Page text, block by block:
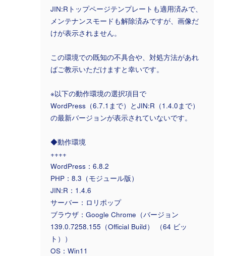
JIN:Rトップページテンプレートも適用済みで、
メンテナンスモードも解除済みですが、画像だ
けが表示されません。
この環境での既知の不具合や、対処方法があれ
ばご教示いただけますと幸いです。
※以下の動作環境の選択項目で
WordPress（6.7.1まで）とJIN:R（1.4.0まで）
の最新バージョンが表示されていないです。
◆動作環境
++++
WordPress：6.8.2
PHP：8.3（モジュール版）
JIN:R：1.4.6
サーバー：ロリポップ
ブラウザ：Google Chrome（バージョン
139.0.7258.155（Official Build） （64 ビッ
ト））
OS：Win11